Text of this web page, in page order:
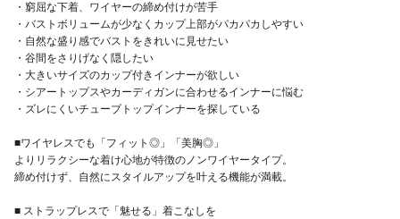
・窮屈な下着、ワイヤーの締め付けが苦手
・バストボリュームが少なくカップ上部がパカパカしやすい
・自然な盛り感でバストをきれいに見せたい
・谷間をさりげなく隠したい
・大きいサイズのカップ付きインナーが欲しい
・シアートップスやカーディガンに合わせるインナーに悩む
・ズレにくいチューブトップインナーを探している
■ワイヤレスでも「フィット◎」「美胸◎」
よりリラクシーな着け心地が特徴のノンワイヤータイプ。
締め付けず、自然にスタイルアップを叶える機能が満載。
■ ストラップレスで「魅せる」着こなしを